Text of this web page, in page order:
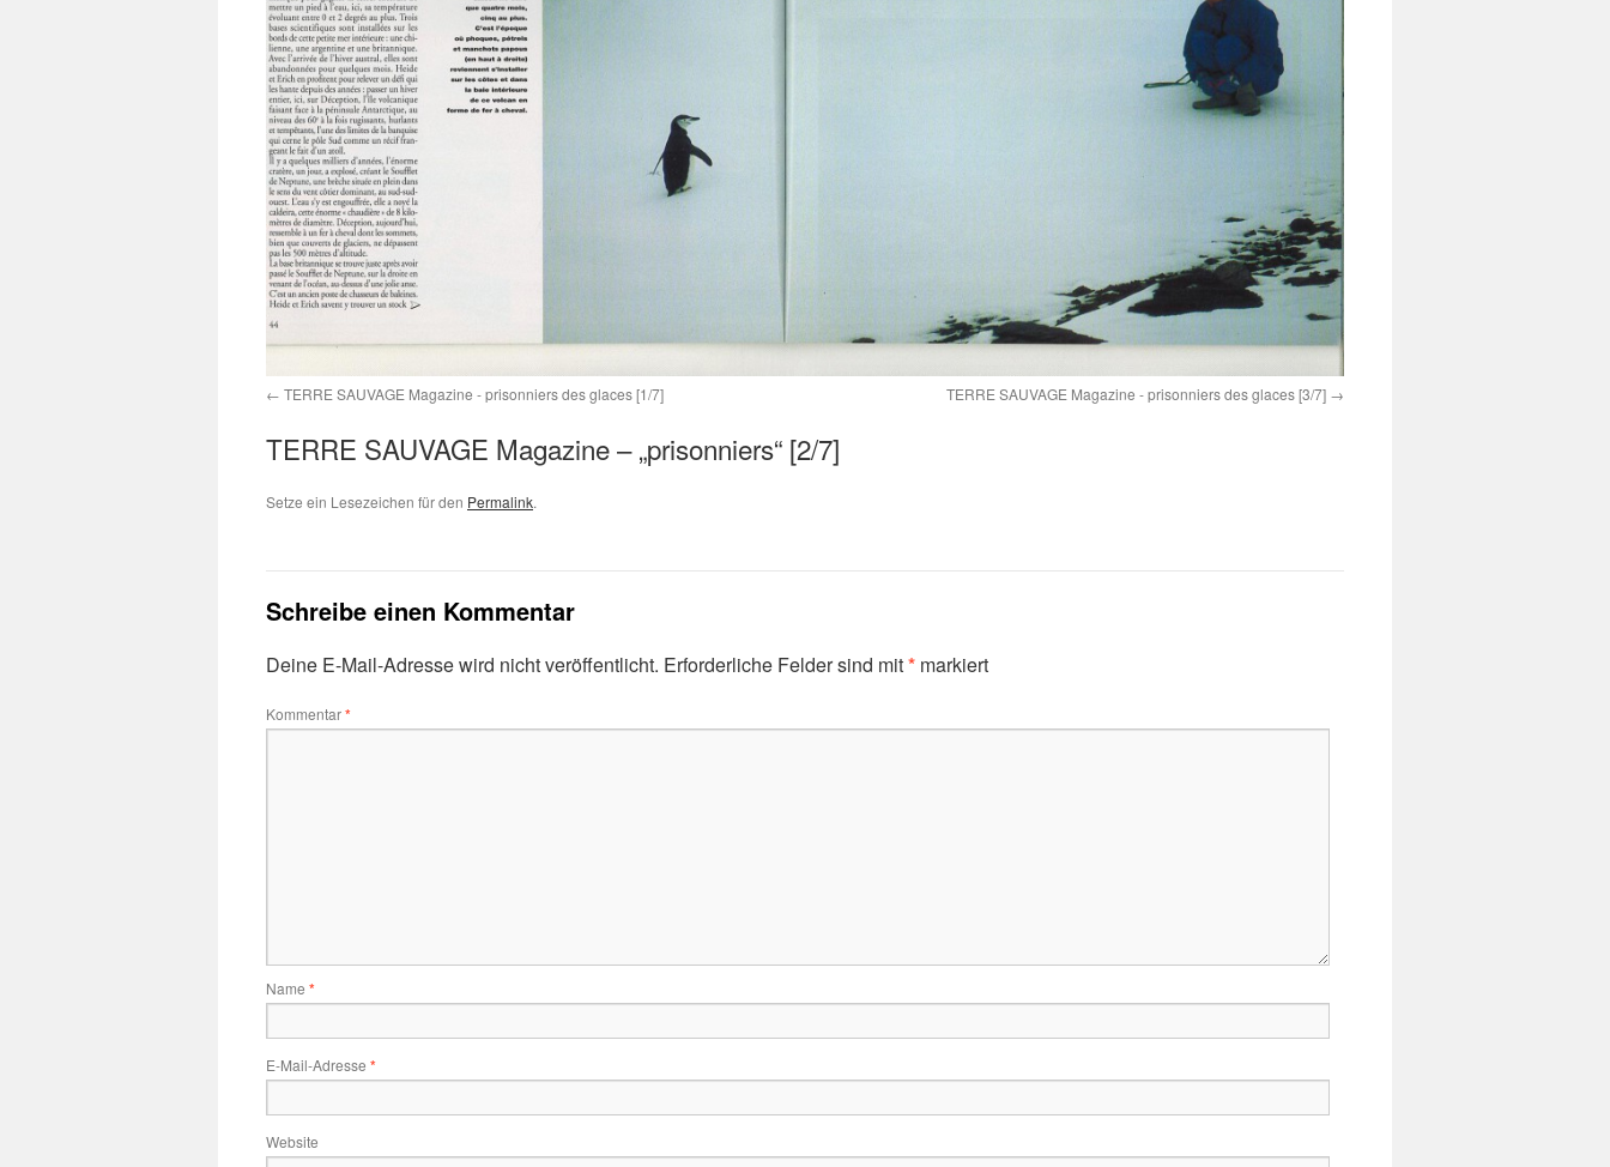
TERRE SAUVAGE Magazine - prisonniers des glaces [1/7] TERRE SAUVAGE Magazine - prisonniers des glaces [3/7]
TERRE SAUVAGE Magazine – „prisonniers“ [2/7]
Setze ein Lesezeichen für den Permalink.
Schreibe einen Kommentar
Deine E-Mail-Adresse wird nicht veröffentlicht. Erforderliche Felder sind mit* markiert
Kommentar*
Name *
E-Mail-Adresse *
Website